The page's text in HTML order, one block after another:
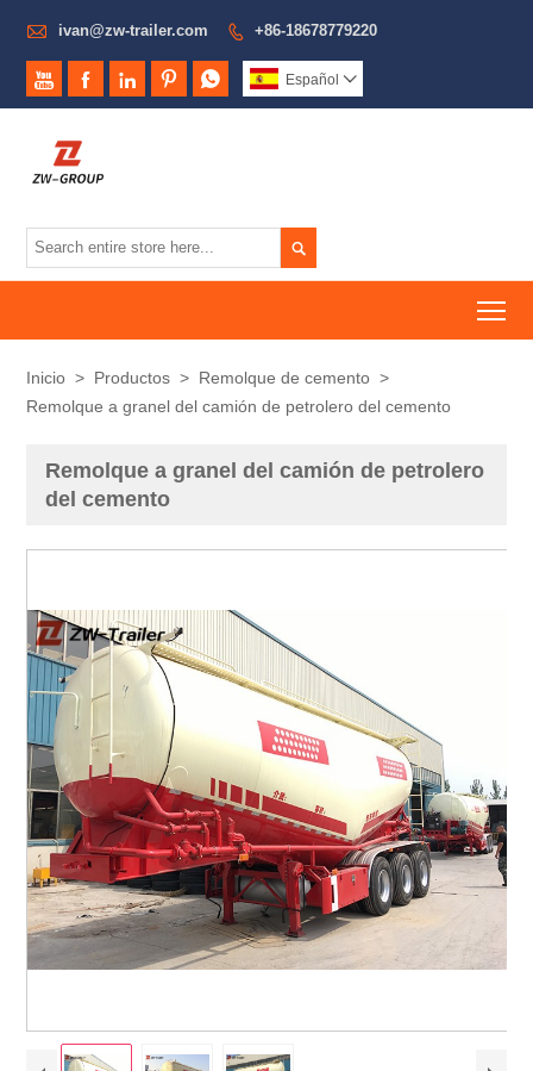
 ivan@zw-trailer.com  +86-18678779220
     Español 

Inicio > Productos > Remolque de cemento >
Remolque a granel del camión de petrolero del cemento
Remolque a granel del camión de petrolero
del cemento